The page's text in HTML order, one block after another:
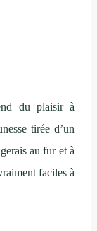
du plaisir à
tirée d’un
au fur et à
faciles à